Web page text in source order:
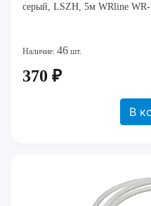
серый, LSZH, 5м WRline
Наличие: 46 шт.
370 ₽
В